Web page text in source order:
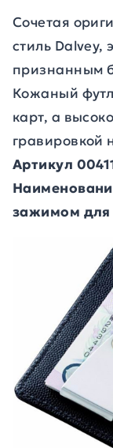
Сочетая
стиль Dalvey,
признанным
Кожаный
карт, а
гравировкой
Артикул
зажимом для